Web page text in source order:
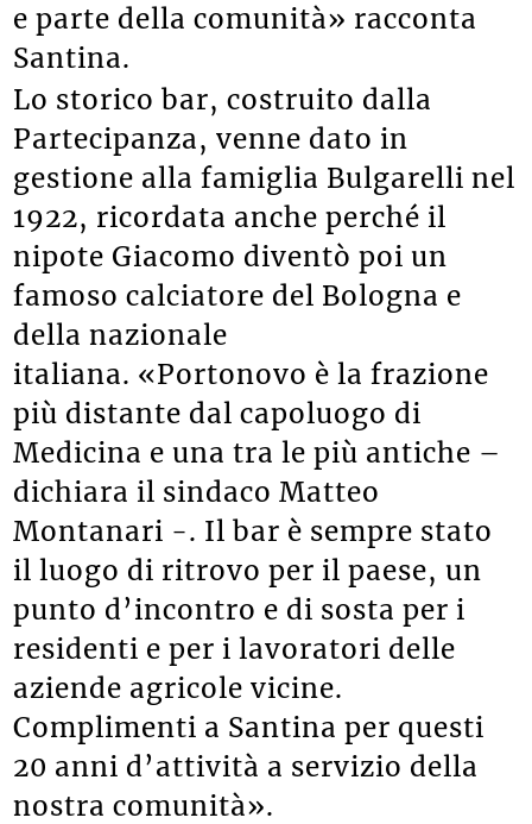
e parte della comunità» racconta
Santina.
Lo storico bar, costruito dalla
Partecipanza, venne dato in
gestione alla famiglia Bulgarelli nel
1922, ricordata anche perché il
nipote Giacomo diventò poi un
famoso calciatore del Bologna e
della nazionale
italiana. «Portonovo è la frazione
più distante dal capoluogo di
Medicina e una tra le più antiche –
dichiara il sindaco Matteo
Montanari -. Il bar è sempre stato
il luogo di ritrovo per il paese, un
punto d’incontro e di sosta per i
residenti e per i lavoratori delle
aziende agricole vicine.
Complimenti a Santina per questi
20 anni d’attività a servizio della
nostra comunità».